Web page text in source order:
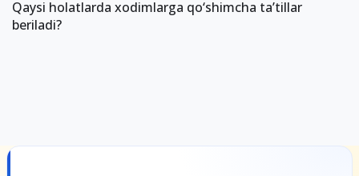
Qaysi holatlarda xodimlarga qo‘shimcha ta’tillar
beriladi?